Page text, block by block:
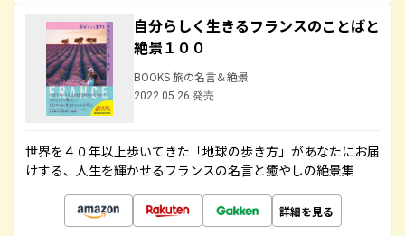
自分らしく生きるフランスのことばと
絶景１００
BOOKS 旅の名言＆絶景
2022.05.26 発売
世界を４０年以上歩いてきた「地球の歩き方」があなたにお届
けする、人生を輝かせるフランスの名言と癒やしの絶景集
詳細を見る